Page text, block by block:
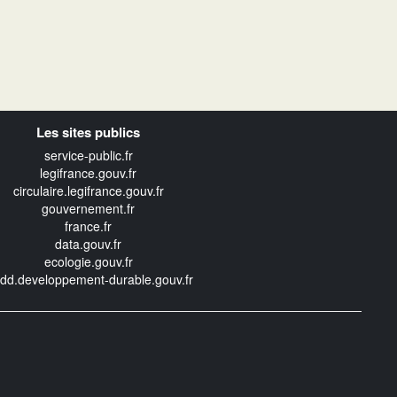
Les sites publics
service-public.fr
legifrance.gouv.fr
circulaire.legifrance.gouv.fr
gouvernement.fr
france.fr
data.gouv.fr
ecologie.gouv.fr
durable.gouv.fr